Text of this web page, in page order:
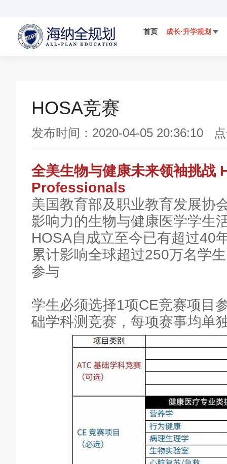
首页 成长·升学规划 
HOSA竞赛
发布时间：2020-04-05 20:36:10
全美生物与健康未来领袖挑战
Professionals
美国教育部及职业教育发展协
影响力的生物与健康医学学生
HOSA自成立至今已有超过40
累计影响全球超过250万名学
参与
学生必须选择1项CE竞赛项目
础学科测竞赛，每项赛事均单